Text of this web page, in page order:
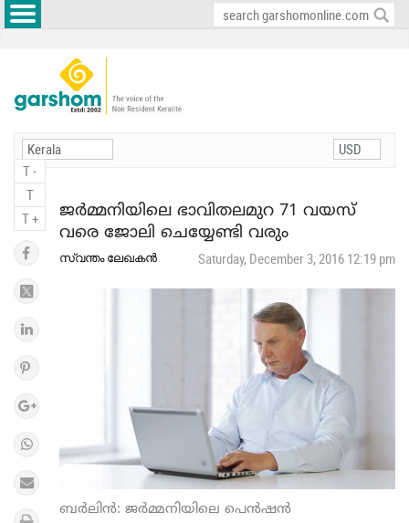
T -
T
T +
ജർമ്മനിയിലെ ഭാവിതലമുറ 71 വയസ്
വരെ ജോലി ചെയ്യേണ്ടി വരും
സ്വന്തം ലേഖകൻ Saturday, December 3, 2016 12:19 pm
ബർലിൻ: ജർമ്മനിയിലെ പെൻഷൻ